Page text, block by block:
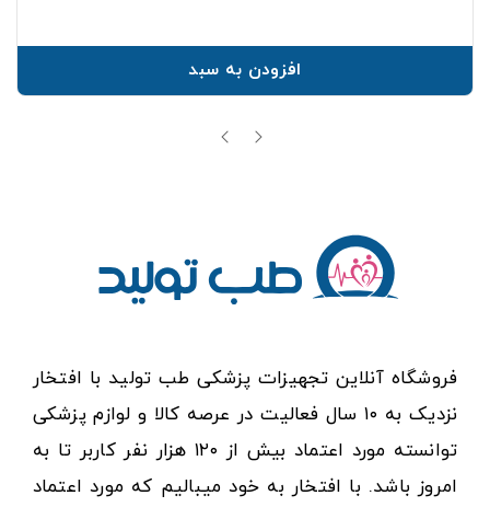
افزودن به سبد
فروشگاه آنلاین تجهیزات پزشکی طب تولید با افتخار
نزدیک به ۱۰ سال فعالیت در عرصه کالا و لوازم پزشکی
توانسته مورد اعتماد بیش از ۱۲۰ هزار نفر کاربر تا به
امروز باشد. با افتخار به خود میبالیم که مورد اعتماد